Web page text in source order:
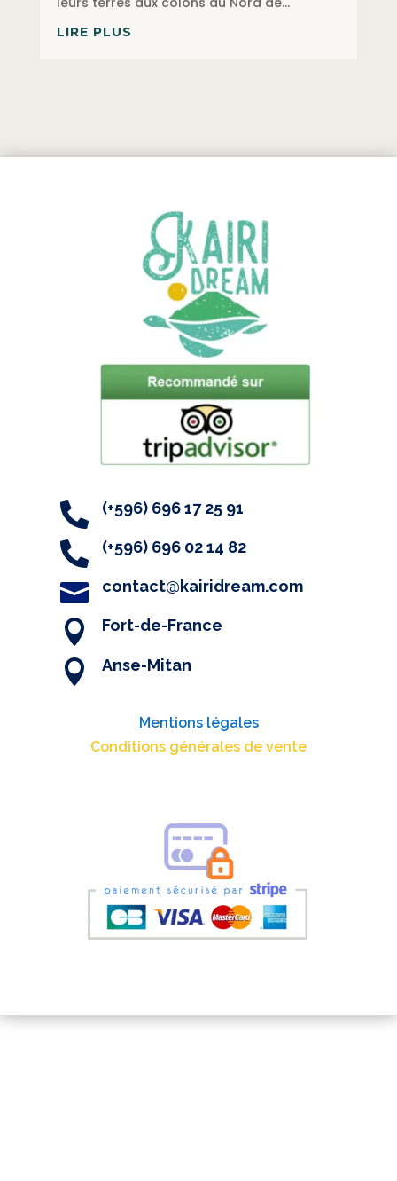
LIRE PLUS
 (+596) 696 17 25 91
 (+596) 696 02 14 82
 contact@kairidream.com
 Fort-de-France
 Anse-Mitan
Mentions légales
Conditions générales de vente